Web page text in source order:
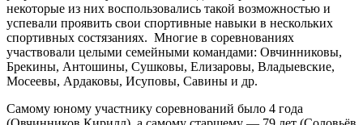
некоторые из них воспользовались такой возможностью и
успевали проявить свои спортивные навыки в нескольких
спортивных состязаниях. Многие в соревнованиях
участвовали целыми семейными командами: Овчинниковы,
Брекины, Антошины, Сушковы, Елизаровы, Владыевские,
Мосеевы, Ардаковы, Исуповы, Савины и др.
Самому юному участнику соревнований было 4 года